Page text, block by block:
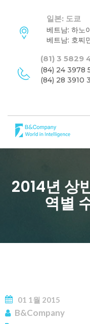
일본: 도쿄
베트남: 하노
베트남: 호찌
(81) 3 5829
(84) 24 3978
(84) 28 3910
2014년 상
역별
01 1월 2015
B&Company
뉴스레터 구독